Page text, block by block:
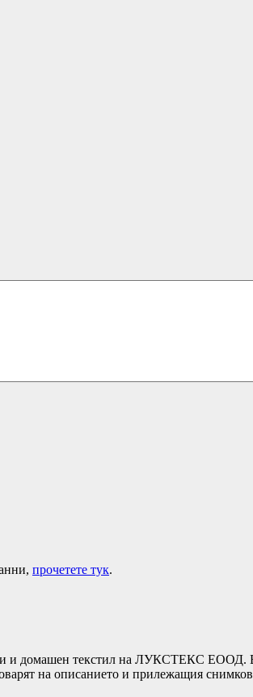
прочетете тук.
домашен текстил на ЛУКСТЕКС ЕООД. В
на описанието и прилежащия